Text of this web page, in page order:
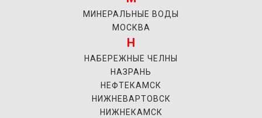
МИНЕРАЛЬНЫЕ ВОДЫ
МОСКВА
Н
НАБЕРЕЖНЫЕ ЧЕЛНЫ
НАЗРАНЬ
НЕФТЕКАМСК
НИЖНЕВАРТОВСК
НИЖНЕКАМСК